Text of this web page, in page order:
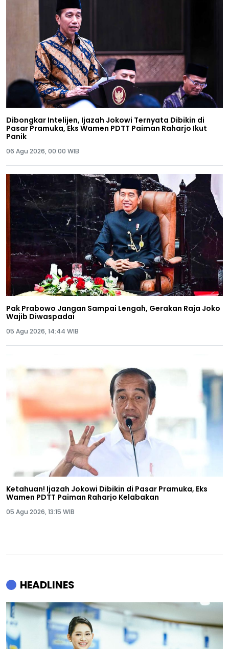
Dibongkar Intelijen, Ijazah Jokowi Ternyata Dibikin di
Pasar Pramuka, Eks Wamen PDTT Paiman Raharjo Ikut
Panik
06 Agu 2026, 00:00 WIB
Pak Prabowo Jangan Sampai Lengah, Gerakan Raja Joko
Wajib Diwaspadai
05 Agu 2026, 14:44 WIB
Ketahuan! Ijazah Jokowi Dibikin di Pasar Pramuka, Eks
Wamen PDTT Paiman Raharjo Kelabakan
05 Agu 2026, 13:15 WIB
HEADLINES